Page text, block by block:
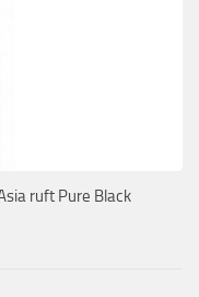
ruft Pure Black